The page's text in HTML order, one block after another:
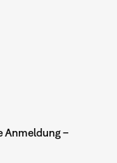
Anmeldung –